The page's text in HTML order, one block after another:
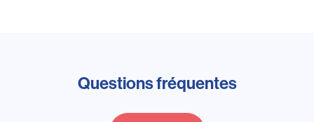
Questions fréquentes